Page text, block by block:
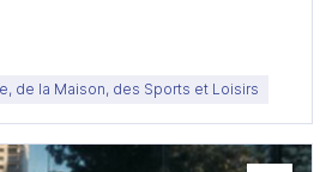
de la Maison, des Sports et Loisirs